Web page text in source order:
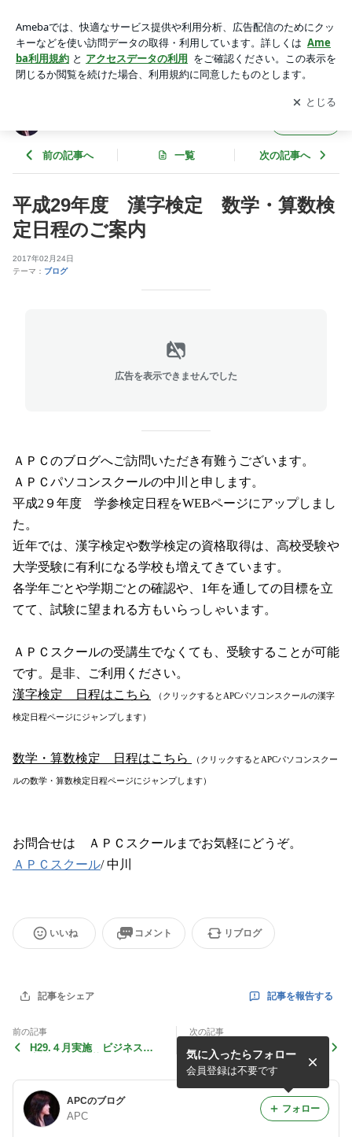
ブログ
アプリをダウンロードして ブログの更新通知
を受け取りまし
ょう。
開く
前の記事へ 一覧 次の記事へ
平成29年度 漢字検定 数学・算数検
定日程のご案内
2017年02月24日
テーマ： ブログ
広告を表示できませんでした
ＡＰＣのブログへご訪問いただき有難うございます。
ＡＰＣパソコンスクールの中川と申します。
平成2 ９年度 学参検定日程をWEBページにアップしまし
た。
近年では、漢字検定や数学検定の資格取得は、高校受験や
大学受験に有利になる学校も増えてきています。
各学年ごとや学期ごとの確認や、 1年を通しての目標を立
てて、試験に望まれる方もいらっしゃいます。
ＡＰＣスクールの受講生でなくても、受験することが可能
です。是非、ご利用ください。
漢字検定 日程はこちら
（クリックすると APCパソコンスクールの漢字
検定日程ページにジャンプします）
数学・算数検定 日程はこちら （クリックするとAPCパソコンスクー
ルの数学・算数検定日程ページにジャンプします）
お問合せは ＡＰＣスクールまでお気軽にどうぞ。
ＡＰＣスクール/中川
いいね コメント リブログ
記事をシェア 記事を報告する
前の記事
H29.４月実施 ビジネス認
次の記事
平成29年度 ビジネス認定
試験前期日程のお知らせ
APCのブログ
APC
気に入ったらフォロー
会員登録は不要です
フォロー